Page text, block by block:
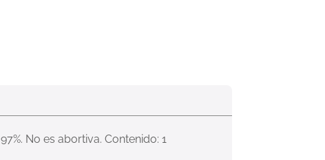
No es abortiva. Contenido: 1